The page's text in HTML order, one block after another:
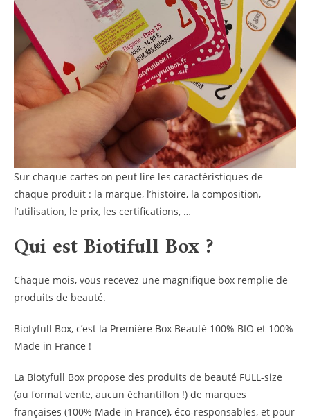
Sur chaque cartes on peut lire les caractéristiques de
chaque produit : la marque, l’histoire, la composition,
l’utilisation, le prix, les certifications, …
Qui est Biotifull Box ?
Chaque mois, vous recevez une magnifique box remplie de
produits de beauté.
Biotyfull Box, c’est la Première Box Beauté 100% BIO et 100%
Made in France !
La Biotyfull Box propose des produits de beauté FULL-size
(au format vente, aucun échantillon !) de marques
françaises (100% Made in France), éco-responsables, et pour